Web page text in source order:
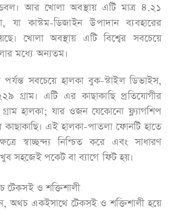
আর খোলা অবস্থায় এটি মাত্র ৪.২১
যা কাস্টম-ডিজাইন উপাদান ব্যবহারের
খোলা অবস্থায় এটি বিশ্বের সবচেয়ে
মধ্যে অন্যতম।
সবচেয়ে হালকা বুক-স্টাইল ডিভাইস,
গ্রাম। এটি এর কাছাকাছি প্রতিযোগীর
হালকা; যার ওজন যেকোনো ফ্ল্যাগশিপ
এই হালকা-পাতলা ফোনটি হাতে
স্বাচ্ছন্দ্য নিশ্চিত করে এবং সাধারণ
সহজেই পকেট বা ব্যাগে ফিট হয়।
টেকসই ও শক্তিশালী
অথচ একইসাথে টেকসই ও শক্তিশালী হয়ে